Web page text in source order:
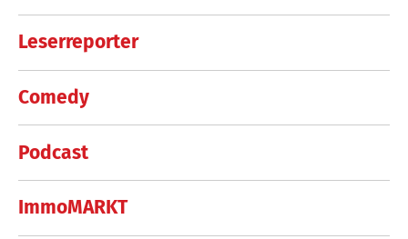
Leserreporter
Comedy
Podcast
ImmoMARKT